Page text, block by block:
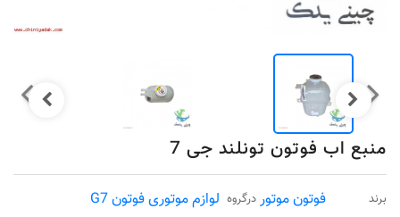
منبع اب فوتون تونلند جی 7
برند فوتون موتور درگروه لوازم موتوری فوتون G7